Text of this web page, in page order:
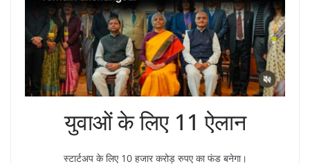
युवाओं के लिए 11 ऐलान
स्टार्टअप के लिए 10 हजार करोड़ रुपए का फंड बनेगा।